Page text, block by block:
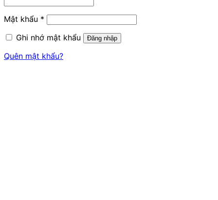
Mật khẩu *
Ghi nhớ mật khẩu
Đăng nhập
Quên mật khẩu?